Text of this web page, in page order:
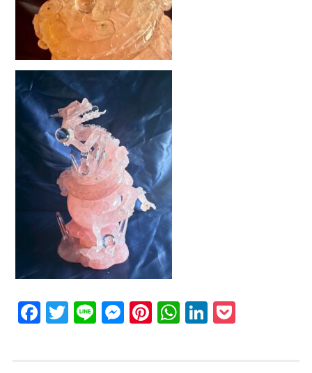
FacebookTwitterLine MessengerPinterestWhatsAppLinkedIn